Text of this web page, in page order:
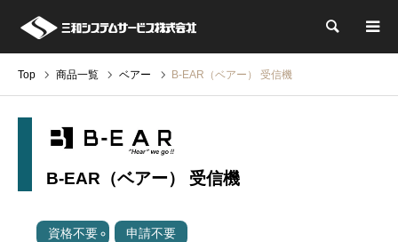
検索
Top 商品一覧 ベアー B-EAR（ベアー） 受信機
B-EAR（ベアー） 受信機
資格不要 申請不要